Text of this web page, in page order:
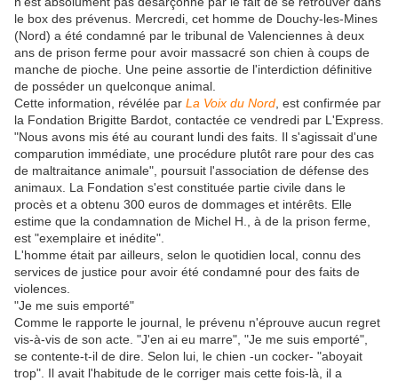
le box des prévenus. Mercredi, cet homme de Douchy-les-Mines
(Nord) a été condamné par le tribunal de Valenciennes à deux
ans de prison ferme pour avoir massacré son chien à coups de
manche de pioche. Une peine assortie de l'interdiction définitive
de posséder un quelconque animal.
Cette information, révélée par La Voix du Nord , est confirmée par
la Fondation Brigitte Bardot, contactée ce vendredi par L'Express.
"Nous avons mis été au courant lundi des faits. Il s'agissait d'une
comparution immédiate, une procédure plutôt rare pour des cas
de maltraitance animale", poursuit l'association de défense des
animaux. La Fondation s'est constituée partie civile dans le
procès et a obtenu 300 euros de dommages et intérêts. Elle
estime que la condamnation de Michel H., à de la prison ferme,
est "exemplaire et inédite".
L'homme était par ailleurs, selon le quotidien local, connu des
services de justice pour avoir été condamné pour des faits de
violences.
"Je me suis emporté"
Comme le rapporte le journal, le prévenu n'éprouve aucun regret
vis-à-vis de son acte. "J'en ai eu marre", "Je me suis emporté",
se contente-t-il de dire. Selon lui, le chien -un cocker- "aboyait
trop". Il avait l'habitude de le corriger mais cette fois-là, il a